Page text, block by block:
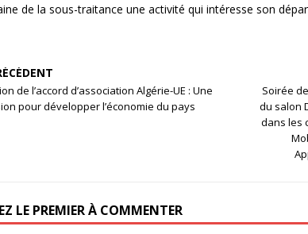
de la sous-traitance une activité qui intéresse son
de l’accord d’association Algérie-UE : Une
pour développer l’économie du pays
Soirée
du salon
dans les
LE PREMIER À COMMENTER